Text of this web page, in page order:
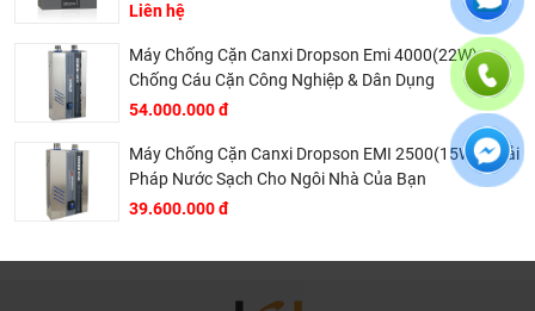
Liên hệ
Máy Chống Cặn Canxi Dropson Emi 4000(22W) -
Chống Cáu Cặn Công Nghiệp & Dân Dụng
54.000.000 đ
Máy Chống Cặn Canxi Dropson EMI 2500(15W) - Giải
Pháp Nước Sạch Cho Ngôi Nhà Của Bạn
39.600.000 đ